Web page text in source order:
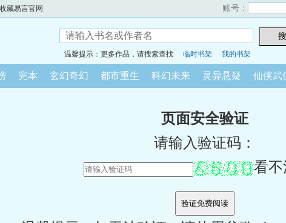
收藏易言官网 账号：
温馨提示：更多作品，请搜索查找 临时书架 我的书架
完本 玄幻奇幻 都市重生 科幻未来 灵异悬疑 仙侠武
页面安全验证
请输入验证码：
看不